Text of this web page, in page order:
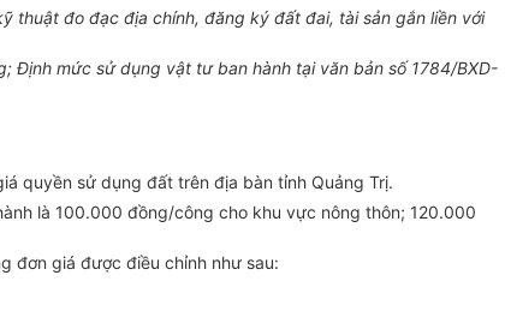
thuật đo đạc địa chính, đăng ký đất đai, tài sản gắn liền với
Định mức sử dụng vật tư ban hành tại văn bản số 1784/BXD-
quyền sử dụng đất trên địa bàn tỉnh Quảng Trị.
là 100.000 đồng/công cho khu vực nông thôn; 120.000
đơn giá được điều chỉnh như sau: